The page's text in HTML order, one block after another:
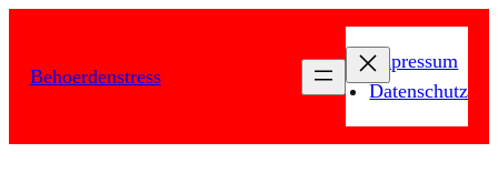
springen
Behoerdenstress
Impressum
Datenschutz